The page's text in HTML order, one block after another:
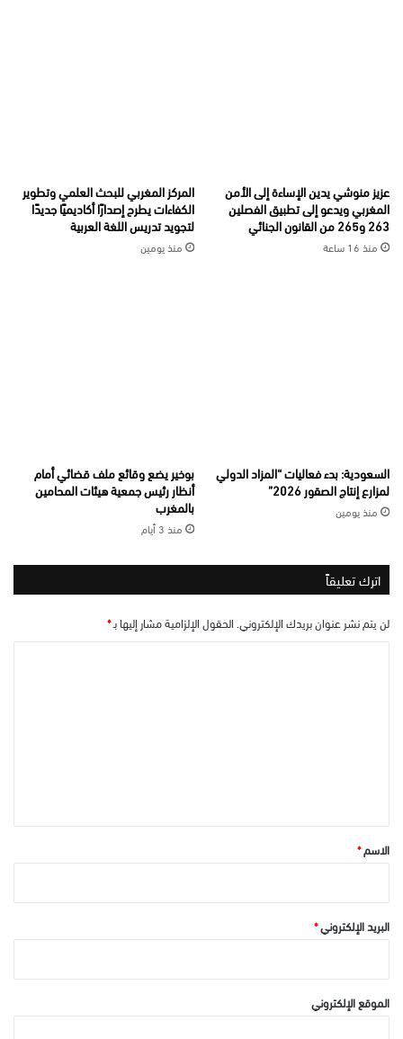
عزيز منوشي يدين الإساءة إلى الأمن
المغربي ويدعو إلى تطبيق الفصلين
263 و265 من القانون الجنائي
منذ 16 ساعة
المركز المغربي للبحث العلمي وتطوير
الكفاءات يطرح إصدارًا أكاديميًا جديدًا
لتجويد تدريس اللغة العربية
منذ يومين
السعودية: بدء فعاليات “المزاد الدولي
لمزارع إنتاج الصقور 2026”
منذ يومين
بوخير يضع وقائع ملف قضائي أمام
أنظار رئيس جمعية هيئات المحامين
بالمغرب
منذ 3 أيام
اترك تعليقاً
لن يتم نشر عنوان بريدك الإلكتروني. الحقول الإلزامية مشار إليها بـ*
*الاسم*
البريد الإلكتروني*
الموقع الإلكتروني